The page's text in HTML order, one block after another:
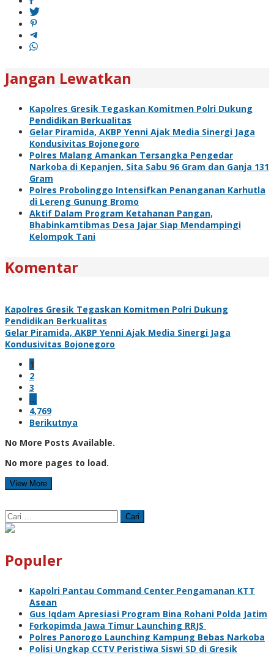
Jangan Lewatkan
Kapolres Gresik Tegaskan Komitmen Polri Dukung
Pendidikan Berkualitas
Gelar Piramida, AKBP Yenni Ajak Media Sinergi Jaga
Kondusivitas Bojonegoro
Polres Malang Amankan Tersangka Pengedar
Narkoba di Kepanjen, Sita Sabu 96 Gram dan Ganja 131
Gram
Polres Probolinggo Intensifkan Penanganan Karhutla
di Lereng Gunung Bromo
Aktif Dalam Program Ketahanan Pangan,
Bhabinkamtibmas Desa Jajar Siap Mendampingi
Kelompok Tani
Komentar
Kapolres Gresik Tegaskan Komitmen Polri Dukung
Pendidikan Berkualitas
Gelar Piramida, AKBP Yenni Ajak Media Sinergi Jaga
Kondusivitas Bojonegoro
1
2
3
…
4,769
Berikutnya
No More Posts Available.
No more pages to load.
View More
Cari
untuk:
Populer
Kapolri Pantau Command Center Pengamanan KTT
Asean
Gus Iqdam Apresiasi Program Bina Rohani Polda Jatim
Forkopimda Jawa Timur Launching RRJS
Polres Panorogo Launching Kampung Bebas Narkoba
Polisi Ungkap CCTV Peristiwa Siswi SD di Gresik